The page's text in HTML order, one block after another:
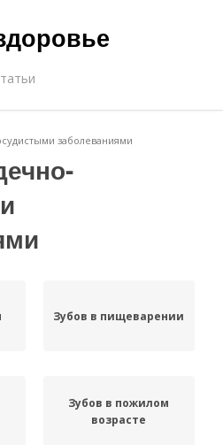
заболеваниями
Зубов в пищеварении
Зубов в пожилом
возрасте